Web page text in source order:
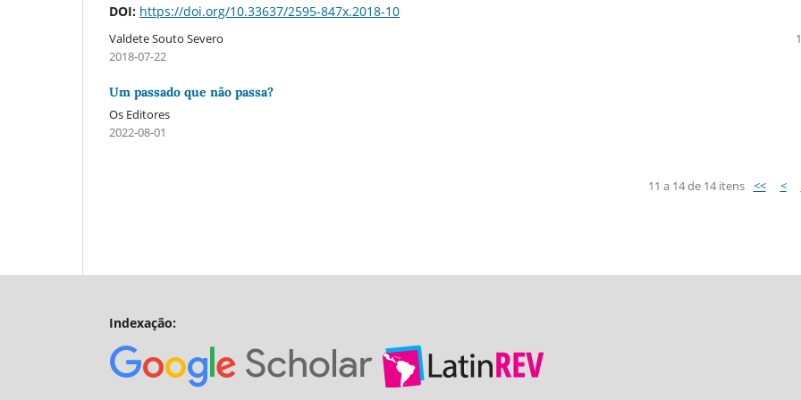
DOI: https://doi.org/10.33637/2595-847x.2018-10
Valdete Souto Severo
2018-07-22
Um passado que não passa?
Os Editores
2022-08-01
11 a 14 de 14 itens << <
Indexação: